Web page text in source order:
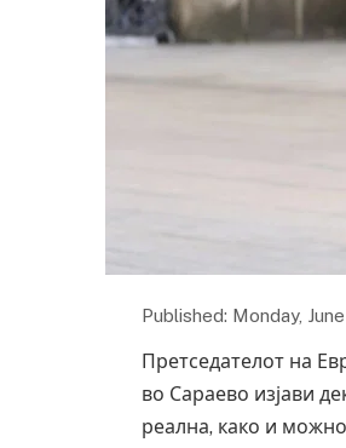
Published: Monday,
Претседателот на
во Сараево изјави
реална, како и